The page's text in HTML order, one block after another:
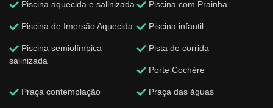
Piscina aquecida e salinizada Piscina com Prainha
Piscina de Imersão Aquecida Piscina infantil
Piscina semiolímpica
salinizada
Pista de corrida
Porte Cochère
Praça contemplação Praça das águas